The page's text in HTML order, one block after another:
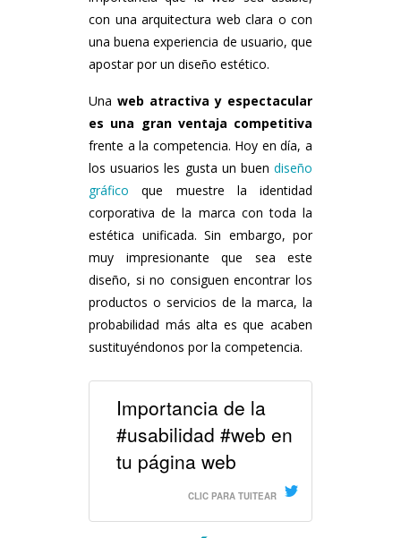
con una arquitectura web clara o con
una buena experiencia de usuario, que
apostar por un diseño estético.
Una web atractiva y espectacular
es una gran ventaja competitiva
frente a la competencia. Hoy en día, a
los usuarios les gusta un buen diseño
gráfico que muestre la identidad
corporativa de la marca con toda la
estética unificada. Sin embargo, por
muy impresionante que sea este
diseño, si no consiguen encontrar los
productos o servicios de la marca, la
probabilidad más alta es que acaben
sustituyéndonos por la competencia.
Importancia de la
#usabilidad #web en
tu página web
CLIC PARA TUITEAR